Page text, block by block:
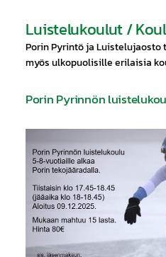
Luistelukoulut /
⁠⁠⁠⁠⁠⁠⁠Porin Pyrintö ja Luistelujaosto
myös ulkopuolisille erilaisia
Porin Pyrinnön